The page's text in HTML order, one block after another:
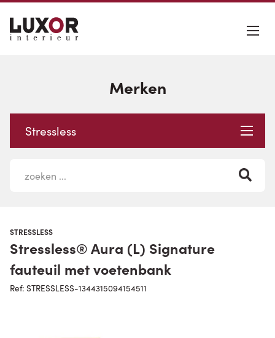
Merken
Stressless
STRESSLESS
Stressless® Aura (L) Signature
fauteuil met voetenbank
Ref: STRESSLESS-1344315094154511